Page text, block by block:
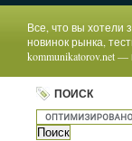
Все, что вы хотели
новинок рынка,
kommunikatorov.net
ПОИСК